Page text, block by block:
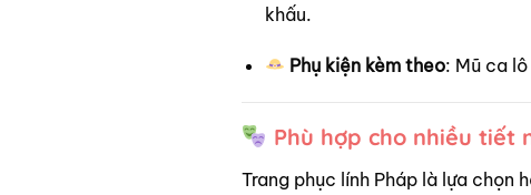
khấu.
Phụ kiện kèm theo: Mũ ca
Phù hợp cho nhiều tiết
Trang phục lính Pháp là lựa chọn